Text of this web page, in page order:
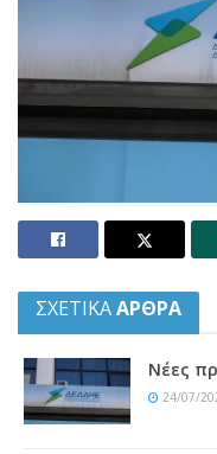
ΣΧΕΤΙΚΑΑΡΘΡΑ
Νέες
24/07/